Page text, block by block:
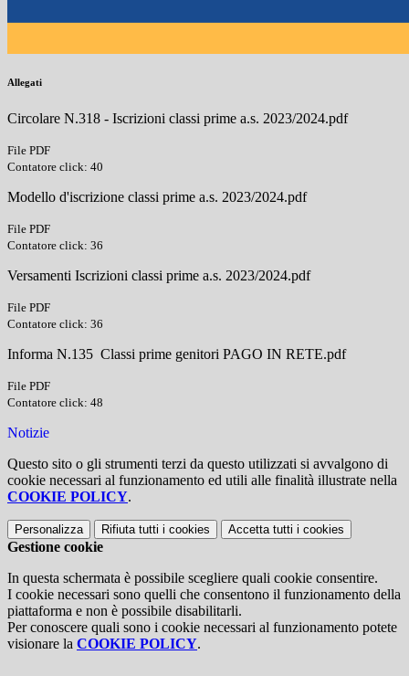
Allegati
Circolare N.318 - Iscrizioni classi prime a.s. 2023/2024.pdf
File PDF
Contatore click: 40
Modello d'iscrizione classi prime a.s. 2023/2024.pdf
File PDF
Contatore click: 36
Versamenti Iscrizioni classi prime a.s. 2023/2024.pdf
File PDF
Contatore click: 36
Informa N.135 Classi prime genitori PAGO IN RETE.pdf
File PDF
Contatore click: 48
Notizie
Questo sito o gli strumenti terzi da questo utilizzati si avvalgono di
cookie necessari al funzionamento ed utili alle finalità illustrate nella
COOKIE POLICY.
Personalizza Rifiuta tutti i cookies Accetta tutti i cookies
Gestione cookie
In questa schermata è possibile scegliere quali cookie consentire.
I cookie necessari sono quelli che consentono il funzionamento della
piattaforma e non è possibile disabilitarli.
Per conoscere quali sono i cookie necessari al funzionamento potete
visionare la COOKIE POLICY.